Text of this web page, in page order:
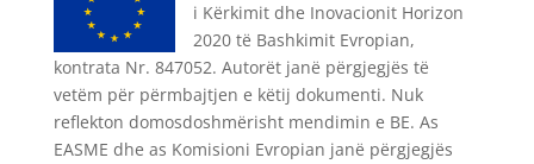
i Kërkimit dhe Inovacionit Horizon
2020 të Bashkimit Evropian,
kontrata Nr. 847052. Autorët janë përgjegjës të
vetëm për përmbajtjen e këtij dokumenti. Nuk
reflekton domosdoshmërisht mendimin e BE. As
EASME dhe as Komisioni Evropian janë përgjegjës